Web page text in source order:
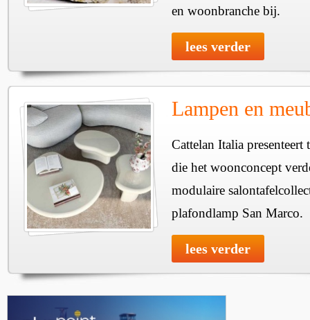
en woonbranche bij.
lees verder
Lampen en
Cattelan Italia
die het woonconcept
modulaire
plafondlamp San Marco.
lees verder